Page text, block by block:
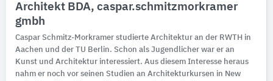
Architekt BDA, caspar.schmitzmorkramer
gmbh
Caspar Schmitz-Morkramer studierte Architektur an der RWTH in
Aachen und der TU Berlin. Schon als Jugendlicher war er an
Kunst und Architektur interessiert. Aus diesem Interesse heraus
nahm er noch vor seinen Studien an Architekturkursen in New